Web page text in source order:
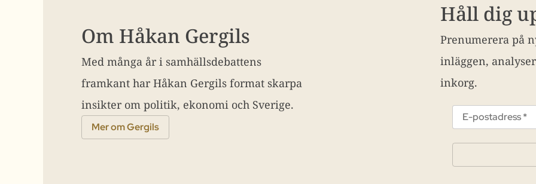
Om Håkan Gergils
Med många år i samhällsdebattens
framkant har Håkan Gergils format skarpa
insikter om politik, ekonomi och Sverige.
Mer om Gergils
Håll dig
Prenumerera på
inläggen,
inkorg.